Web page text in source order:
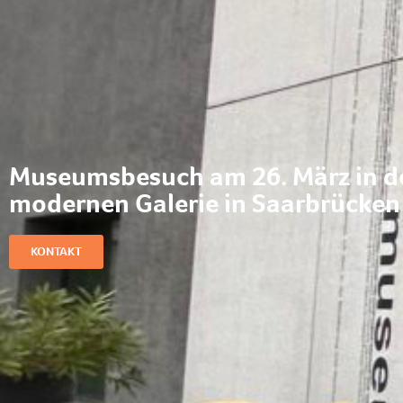
Museumsbesuch am 26. März in
modernen Galerie in Saarbrücken
KONTAKT